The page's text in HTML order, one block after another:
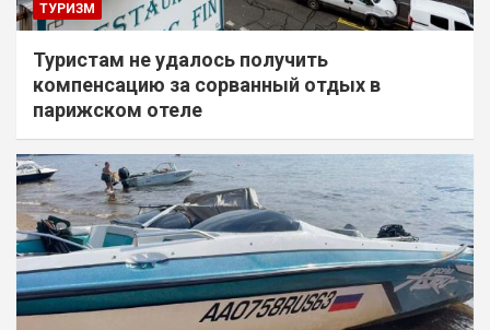
ТУРИЗМ
Туристам не удалось получить
компенсацию за сорванный отдых в
парижском отеле